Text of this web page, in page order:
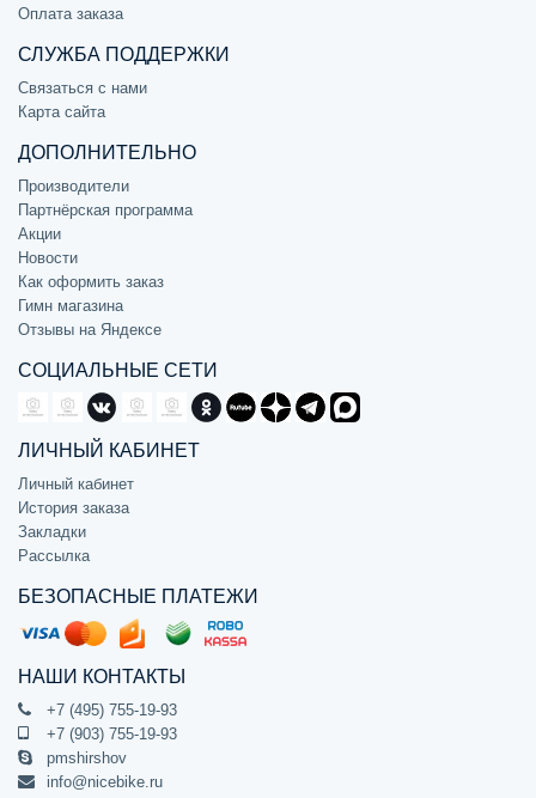
Оплата заказа
СЛУЖБА ПОДДЕРЖКИ
Связаться с нами
Карта сайта
ДОПОЛНИТЕЛЬНО
Производители
Партнёрская программа
Акции
Новости
Как оформить заказ
Гимн магазина
Отзывы на Яндексе
СОЦИАЛЬНЫЕ СЕТИ
ЛИЧНЫЙ КАБИНЕТ
Личный кабинет
История заказа
Закладки
Рассылка
БЕЗОПАСНЫЕ ПЛАТЕЖИ
НАШИ КОНТАКТЫ
+7 (495) 755-19-93
+7 (903) 755-19-93
pmshirshov
info@nicebike.ru